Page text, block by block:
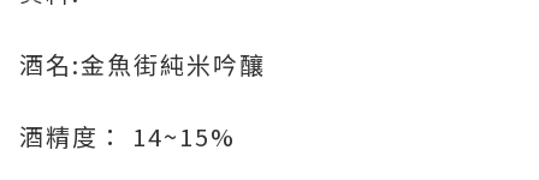
酒名:金魚街純米吟釀
酒精度： 14~15%